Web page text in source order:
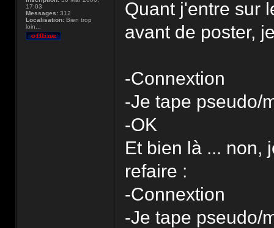
17:03
Messages: 312
Localisation: Bien trop
loin...
Quant j'entre sur
avant de poster,
-Connextion
-Je tape pseudo/
-OK
Et bien là ... non,
refaire :
-Connextion
-Je tape pseudo/